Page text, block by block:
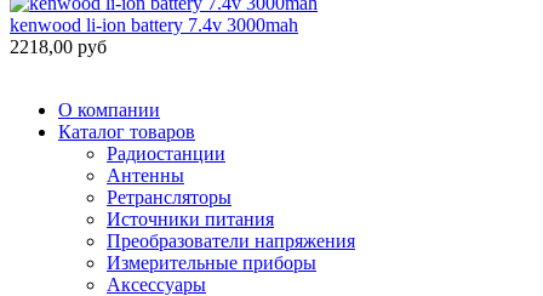
kenwood li-ion battery 7.4v 3000mah
2218,00 руб
О компании
Каталог товаров
Радиостанции
Антенны
Ретрансляторы
Источники питания
Преобразователи напряжения
Измерительные приборы
Аксессуары